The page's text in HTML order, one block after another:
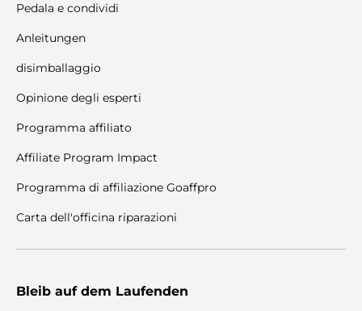
Pedala e condividi
Anleitungen
disimballaggio
Opinione degli esperti
Programma affiliato
Affiliate Program Impact
Programma di affiliazione Goaffpro
Carta dell'officina riparazioni
Bleib auf dem Laufenden